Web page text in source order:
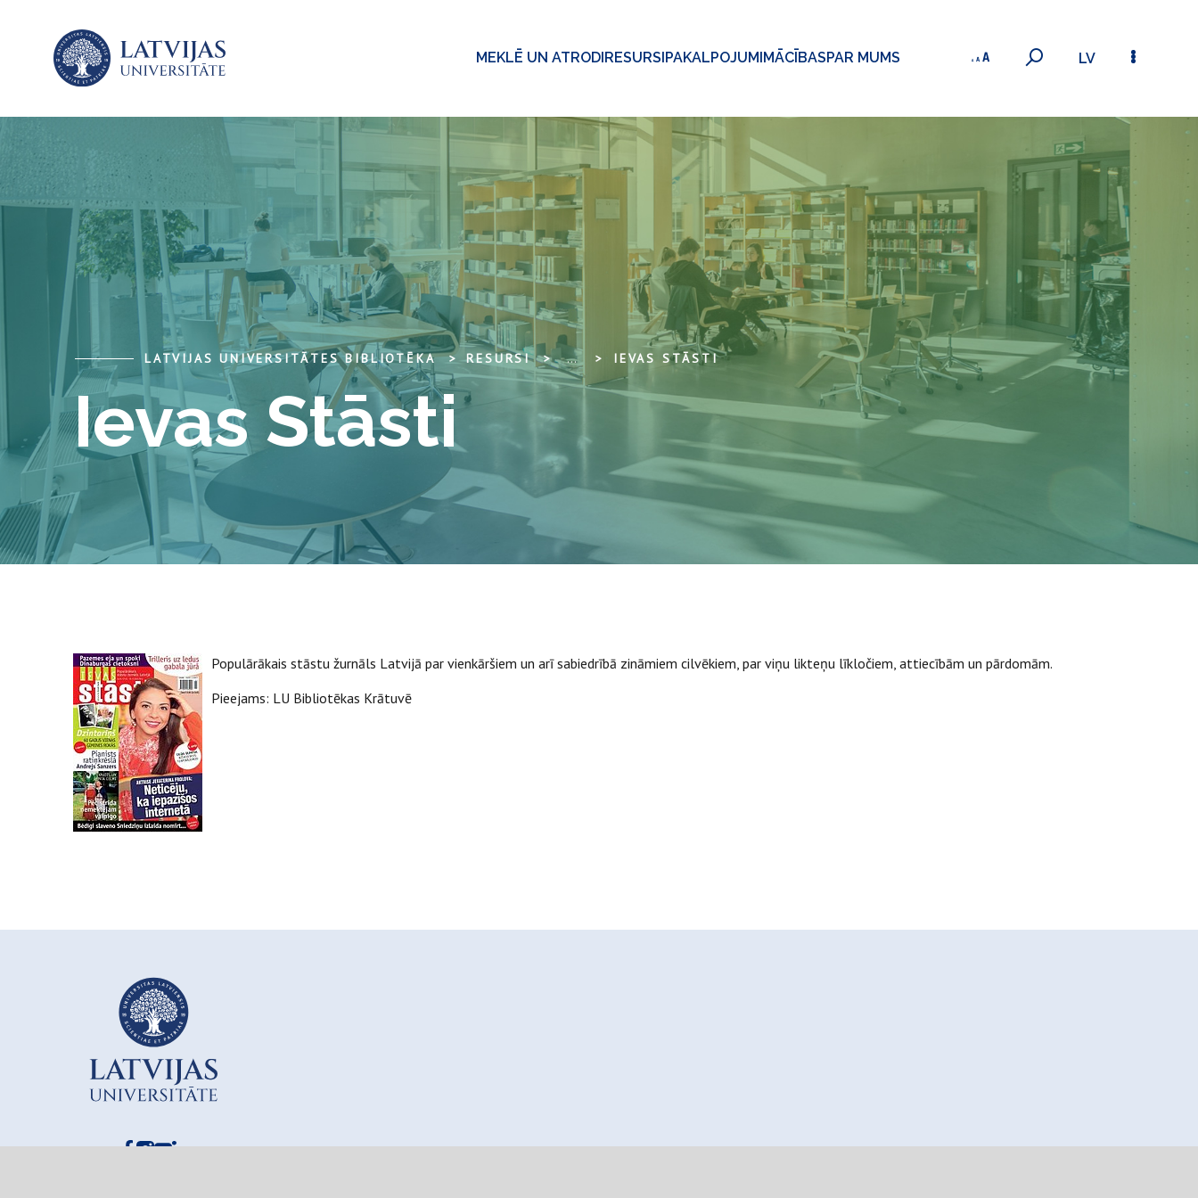
MEKLĒ UN ATRODIRESURSIPAKALPOJUMIMĀCĪBASPAR MUMS LV
LATVIJAS UNIVERSITĀTES BIBLIOTĒKA RESURSI ... IEVAS STĀSTI
Ievas Stāsti
Populārākais stāstu žurnāls Latvijā par vienkāršiem un arī sabiedrībā zināmiem cilvēkiem, par viņu likteņu līkločiem, attiecībām un pārdomām.
Pieejams: LU Bibliotēkas Krātuvē